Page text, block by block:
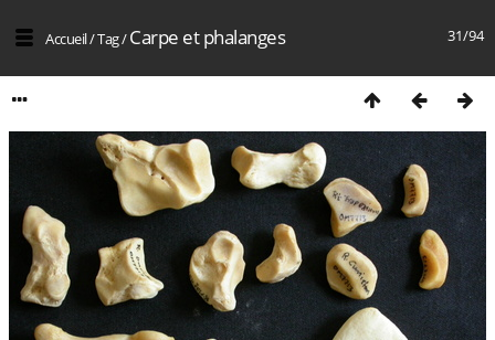
31/94
Accueil/Tag/Carpe et phalanges